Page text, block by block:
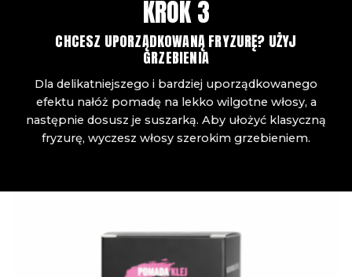
KROK 3
CHCESZ UPORZĄDKOWANĄ FRYZURĘ? UŻYJ
GRZEBIENIA
Dla delikatniejszego i bardziej uporządkowanego
efektu nałóż pomadę na lekko wilgotne włosy, a
następnie dosusz je suszarką. Aby ułożyć klasyczną
fryzurę, wyczesz włosy szerokim grzebieniem.